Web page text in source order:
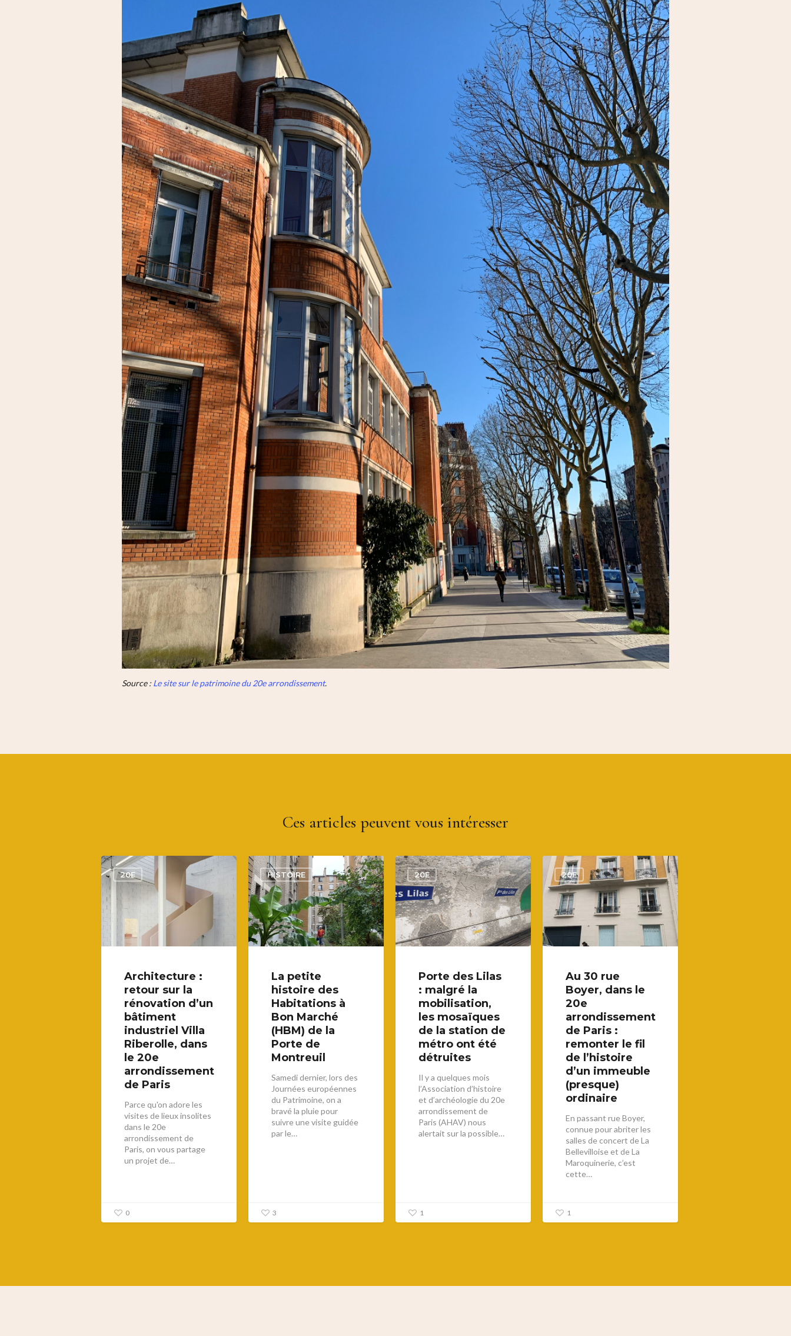
Source : Le site sur le patrimoine du 20e arrondissement.
Ces articles peuvent vous intéresser
20E
Architecture :
retour sur la
rénovation d’un
bâtiment
industriel Villa
Riberolle, dans
le 20e
arrondissement
de Paris
Parce qu'on adore les
visites de lieux insolites
dans le 20e
arrondissement de
Paris, on vous partage
un projet de…
0
HISTOIRE
La petite
histoire des
Habitations à
Bon Marché
(HBM) de la
Porte de
Montreuil
Samedi dernier, lors des
Journées européennes
du Patrimoine, on a
bravé la pluie pour
suivre une visite guidée
par le…
3
20E
Porte des Lilas
: malgré la
mobilisation,
les mosaïques
de la station de
métro ont été
détruites
Il y a quelques mois
l’Association d’histoire
et d’archéologie du 20e
arrondissement de
Paris (AHAV) nous
alertait sur la possible…
1
20E
Au 30 rue
Boyer, dans le
20e
arrondissement
de Paris :
remonter le fil
de l’histoire
d’un immeuble
(presque)
ordinaire
En passant rue Boyer,
connue pour abriter les
salles de concert de La
Bellevilloise et de La
Maroquinerie, c’est
cette…
1